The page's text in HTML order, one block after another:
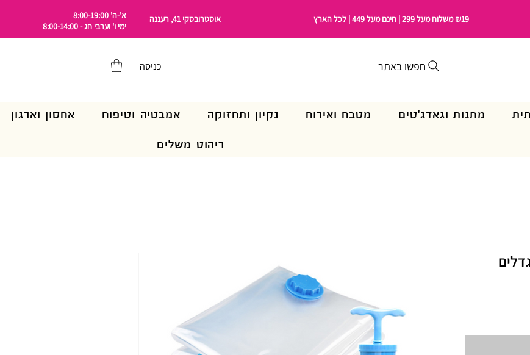
א'-ה' 8:00-19:00
ימי ו' וערבי חג - 8:00-14:00
אוסטרובסקי 41, רעננה ₪19 משלוח מעל 299 | חינם מעל 449 | לכל הארץ
כניסה
מתנות וגאדג'טים מטבח ואירוח נקיון ותחזוקה אמבטיה וטיפוח אחסון וארגון
ריהוט משלים
חפשו באתר
בגדלים